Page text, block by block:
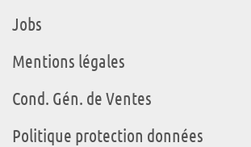
Jobs
Mentions légales
Cond. Gén. de Ventes
Politique protection données